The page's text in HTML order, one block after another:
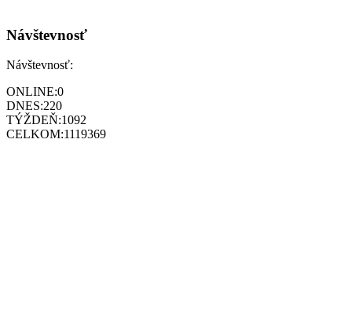
Návštevnosť
Návštevnosť:
ONLINE:0
DNES:220
TÝŽDEŇ:1092
CELKOM:1119369